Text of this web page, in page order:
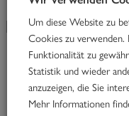
KW 38
Rindfleisch mit Linsen
Um diese Website zu
Cookies zu verwenden.
Funktionalität zu
Statistik und wieder
anzuzeigen, die Sie
Mehr Informationen